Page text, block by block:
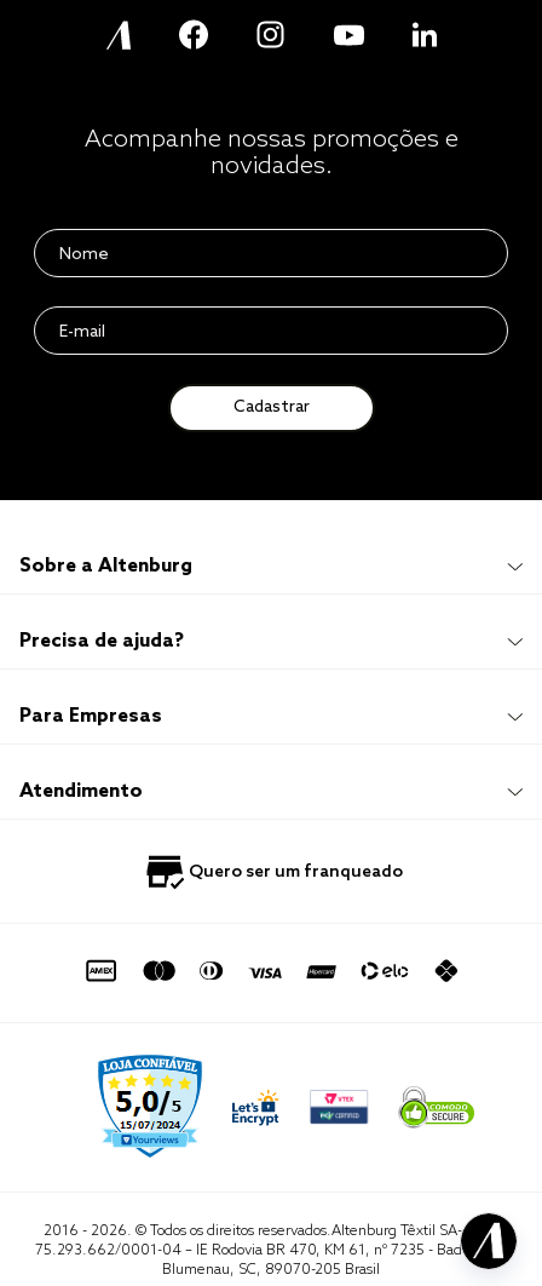
Acompanhe nossas promoções e
novidades.
Cadastrar
Sobre a Altenburg
Institucional
Imprensa
Sustentabilidade
Trabalhe Conosco
Precisa de ajuda?
Promoções e Regulamentos
Compre e Retire em Loja
Política de Privacidade
Para Empresas
Hotelaria
Atendimento
0800 729 1588
sac@altenburg.com.br
Quero ser um franqueado
2016 - 2026. © Todos os direitos reservados.Altenburg Têxtil SA- CNPJ
75.293.662/0001-04 – IE Rodovia BR 470, KM 61, nº 7235 - Badenfurt,
Blumenau, SC, 89070-205 Brasil